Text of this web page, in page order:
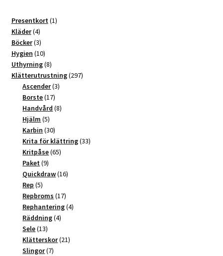
e
r
n
a
t
i
v
e
Presentkort 11
Kläder 44
produkter
Böcker 33
produkter
Hygien 1010
produkter
Uthyrning 88
produkter
Klätterutrustning 297297
Ascender 33
Borste 1717
produkter
Handvård 88
Hjälm 55
produkter
Karbin 3030
produkter
Krita för klättring 3333
Kritpåse 6565
Paket 99
produkter
Quickdraw 1616
Rep 55
produkter
Repbroms 1717
produkter
Rephantering 44
Räddning 44
Sele 1313
produkter
Klätterskor 2121
Slingor 77